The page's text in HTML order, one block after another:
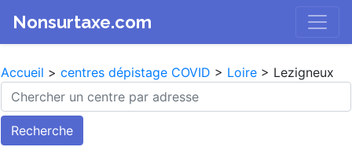
Nonsurtaxe.com
Accueil > centres dépistage COVID > Loire > Lezigneux
Recherche